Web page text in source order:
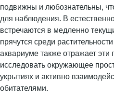
подвижны и любознательны,
для наблюдения. В
встречаются в медленно
прячутся среди
аквариуме также отражает
исследовать окружающее
укрытиях и активно
обитателями.